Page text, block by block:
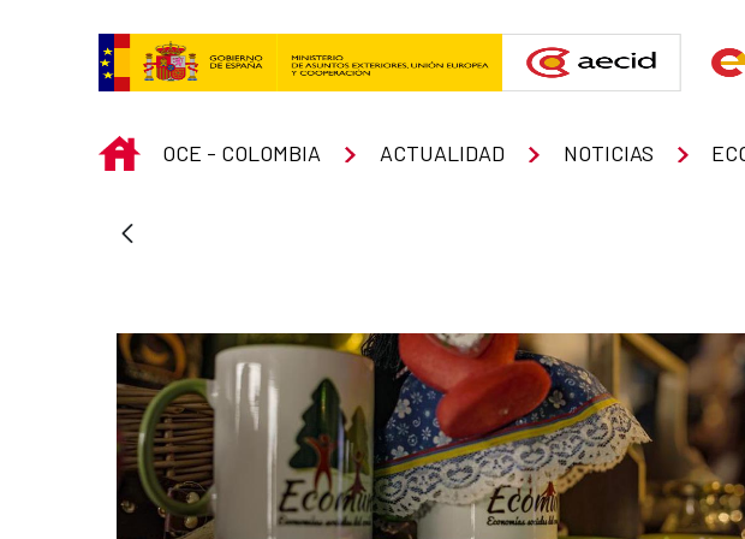
INICIO
OCE - COLOMBIA ACTUALIDAD NOTICIAS